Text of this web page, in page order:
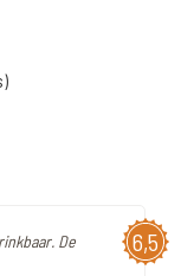
6,5
De